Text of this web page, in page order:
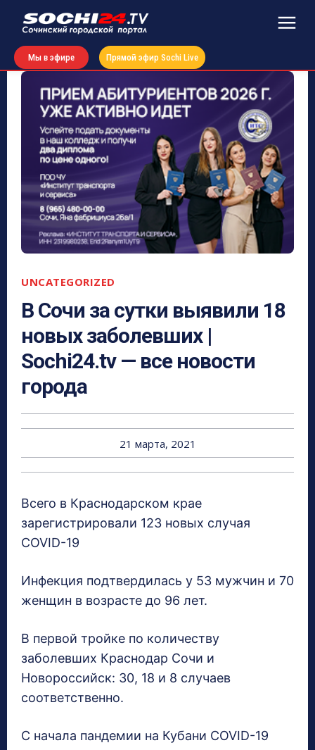
Мы в эфире Прямой эфир Sochi Live
UNCATEGORIZED
В Сочи за сутки выявили 18
новых заболевших |
Sochi24.tv — все новости
города
21 марта, 2021
Всего в Краснодарском крае
зарегистрировали 123 новых случая
COVID-19
Инфекция подтвердилась у 53 мужчин и 70
женщин в возрасте до 96 лет.
В первой тройке по количеству
заболевших Краснодар Сочи и
Новороссийск: 30, 18 и 8 случаев
соответственно.
С начала пандемии на Кубани COVID-19